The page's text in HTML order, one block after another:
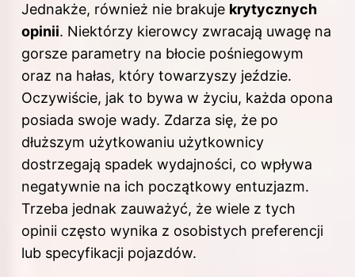
Jednakże, również nie brakuje krytycznych
opinii. Niektórzy kierowcy zwracają uwagę na
gorsze parametry na błocie pośniegowym
oraz na hałas, który towarzyszy jeździe.
Oczywiście, jak to bywa w życiu, każda opona
posiada swoje wady. Zdarza się, że po
dłuższym użytkowaniu użytkownicy
dostrzegają spadek wydajności, co wpływa
negatywnie na ich początkowy entuzjazm.
Trzeba jednak zauważyć, że wiele z tych
opinii często wynika z osobistych preferencji
lub specyfikacji pojazdów.